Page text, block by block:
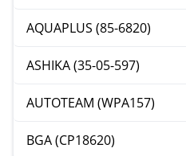
AQUAPLUS (85-6820)
ASHIKA (35-05-597)
AUTOTEAM (WPA157)
BGA (CP18620)